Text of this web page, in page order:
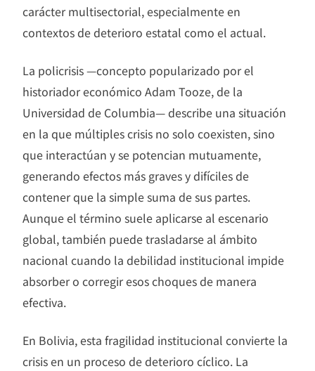
carácter multisectorial, especialmente en
contextos de deterioro estatal como el actual.
La policrisis —concepto popularizado por el
historiador económico Adam Tooze, de la
Universidad de Columbia— describe una situación
en la que múltiples crisis no solo coexisten, sino
que interactúan y se potencian mutuamente,
generando efectos más graves y difíciles de
contener que la simple suma de sus partes.
Aunque el término suele aplicarse al escenario
global, también puede trasladarse al ámbito
nacional cuando la debilidad institucional impide
absorber o corregir esos choques de manera
efectiva.
En Bolivia, esta fragilidad institucional convierte la
crisis en un proceso de deterioro cíclico. La